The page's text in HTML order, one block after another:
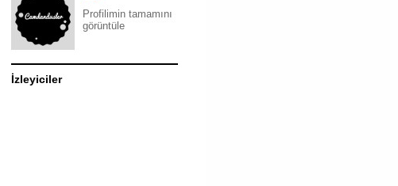
Profilimin tamamını
görüntüle
İzleyiciler